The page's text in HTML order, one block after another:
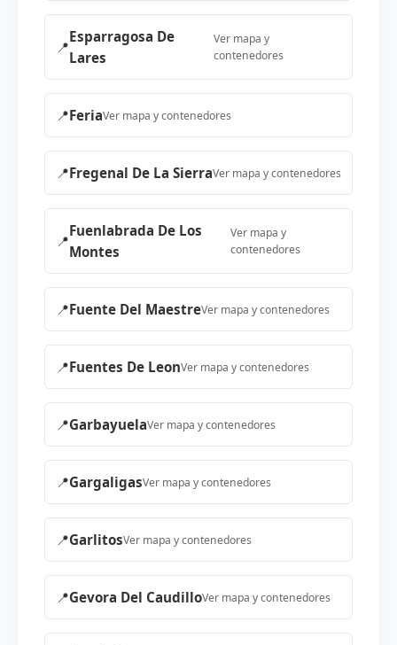
📍
Esparragosa De
Lares
Ver mapa y
contenedores
📍FeriaVer mapa y contenedores
📍Fregenal De La SierraVer mapa y contenedores
📍
Fuenlabrada De Los
Montes
Ver mapa y
contenedores
📍Fuente Del MaestreVer mapa y contenedores
📍Fuentes De LeonVer mapa y contenedores
📍GarbayuelaVer mapa y contenedores
📍GargaligasVer mapa y contenedores
📍GarlitosVer mapa y contenedores
📍Gevora Del CaudilloVer mapa y contenedores